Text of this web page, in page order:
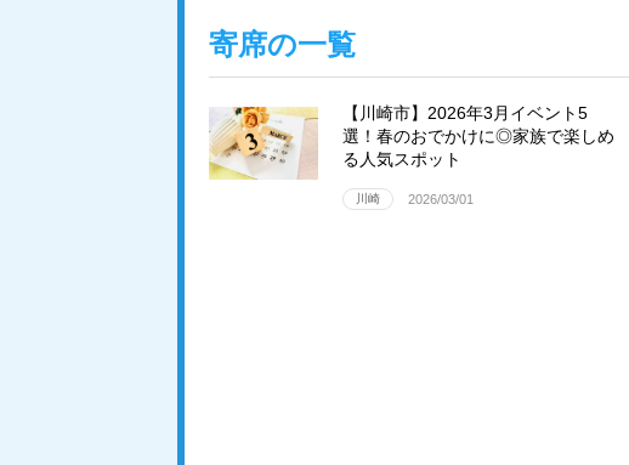
寄席の一覧
【川崎市】2026年3月イベント5
選！春のおでかけに◎家族で楽しめ
る人気スポット
川崎 2026/03/01